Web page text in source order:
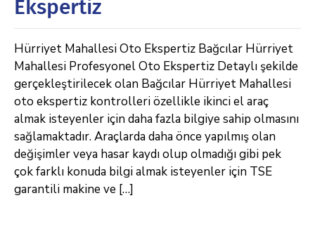
Ekspertiz
Hürriyet Mahallesi Oto Ekspertiz Bağcılar Hürriyet
Mahallesi Profesyonel Oto Ekspertiz Detaylı şekilde
gerçekleştirilecek olan Bağcılar Hürriyet Mahallesi
oto ekspertiz kontrolleri özellikle ikinci el araç
almak isteyenler için daha fazla bilgiye sahip olmasını
sağlamaktadır. Araçlarda daha önce yapılmış olan
değişimler veya hasar kaydı olup olmadığı gibi pek
çok farklı konuda bilgi almak isteyenler için TSE
garantili makine ve […]